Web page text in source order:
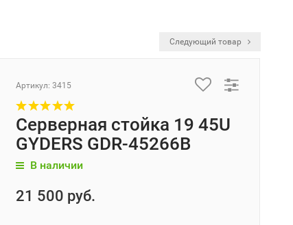
Следующий товар
Артикул: 3415
Серверная стойка 19 45U
GYDERS GDR-45266B
В наличии
21 500 руб.